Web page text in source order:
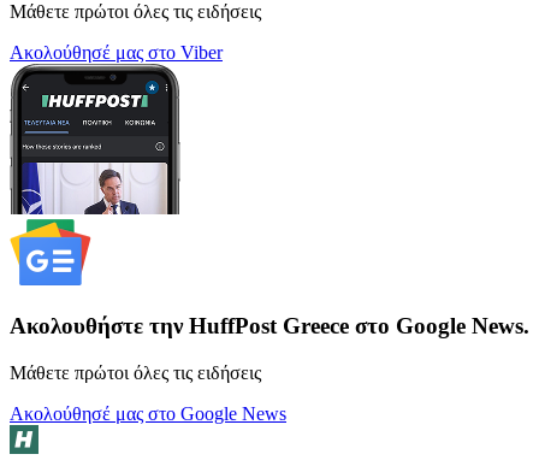
Μάθετε πρώτοι όλες τις ειδήσεις
Ακολούθησέ μας στο Viber
Ακολουθήστε την HuffPost Greece στο Google News.
Μάθετε πρώτοι όλες τις ειδήσεις
Ακολούθησέ μας στο Google News